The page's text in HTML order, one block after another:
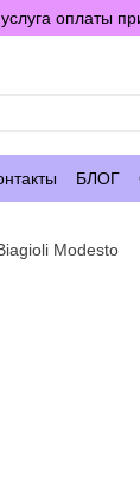
оплаты
БЛОГ